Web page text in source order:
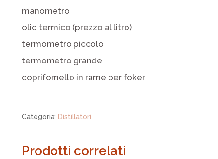
manometro
olio termico (prezzo al litro)
termometro piccolo
termometro grande
coprifornello in rame per foker
Categoria: Distillatori
Prodotti correlati